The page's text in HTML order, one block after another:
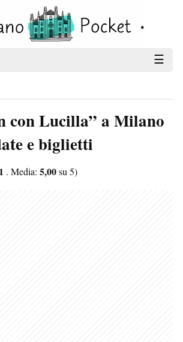
☰
con Lucilla” a Milano
e biglietti
1 . Media: 5,00su 5)